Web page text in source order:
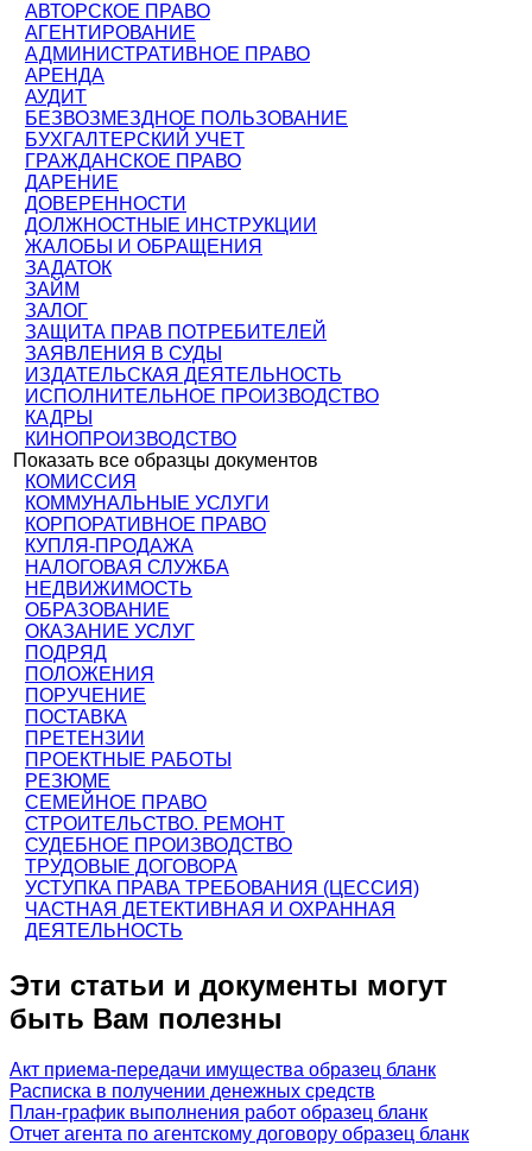
АВТОРСКОЕ ПРАВО
АГЕНТИРОВАНИЕ
АДМИНИСТРАТИВНОЕ ПРАВО
АРЕНДА
АУДИТ
БЕЗВОЗМЕЗДНОЕ ПОЛЬЗОВАНИЕ
БУХГАЛТЕРСКИЙ УЧЕТ
ГРАЖДАНСКОЕ ПРАВО
ДАРЕНИЕ
ДОВЕРЕННОСТИ
ДОЛЖНОСТНЫЕ ИНСТРУКЦИИ
ЖАЛОБЫ И ОБРАЩЕНИЯ
ЗАДАТОК
ЗАЙМ
ЗАЛОГ
ЗАЩИТА ПРАВ ПОТРЕБИТЕЛЕЙ
ЗАЯВЛЕНИЯ В СУДЫ
ИЗДАТЕЛЬСКАЯ ДЕЯТЕЛЬНОСТЬ
ИСПОЛНИТЕЛЬНОЕ ПРОИЗВОДСТВО
КАДРЫ
КИНОПРОИЗВОДСТВО
Показать все образцы документов
КОМИССИЯ
КОММУНАЛЬНЫЕ УСЛУГИ
КОРПОРАТИВНОЕ ПРАВО
КУПЛЯ-ПРОДАЖА
НАЛОГОВАЯ СЛУЖБА
НЕДВИЖИМОСТЬ
ОБРАЗОВАНИЕ
ОКАЗАНИЕ УСЛУГ
ПОДРЯД
ПОЛОЖЕНИЯ
ПОРУЧЕНИЕ
ПОСТАВКА
ПРЕТЕНЗИИ
ПРОЕКТНЫЕ РАБОТЫ
РЕЗЮМЕ
СЕМЕЙНОЕ ПРАВО
СТРОИТЕЛЬСТВО. РЕМОНТ
СУДЕБНОЕ ПРОИЗВОДСТВО
ТРУДОВЫЕ ДОГОВОРА
УСТУПКА ПРАВА ТРЕБОВАНИЯ (ЦЕССИЯ)
ЧАСТНАЯ ДЕТЕКТИВНАЯ И ОХРАННАЯ
ДЕЯТЕЛЬНОСТЬ
Эти статьи и документы могут
быть Вам полезны
Акт приема-передачи имущества образец бланк
Расписка в получении денежных средств
План-график выполнения работ образец бланк
Отчет агента по агентскому договору образец бланк